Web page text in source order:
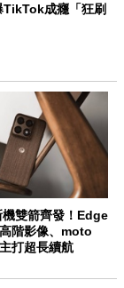
成癮「狂刷
雙箭齊發！Edge
階影像、moto
打超長續航